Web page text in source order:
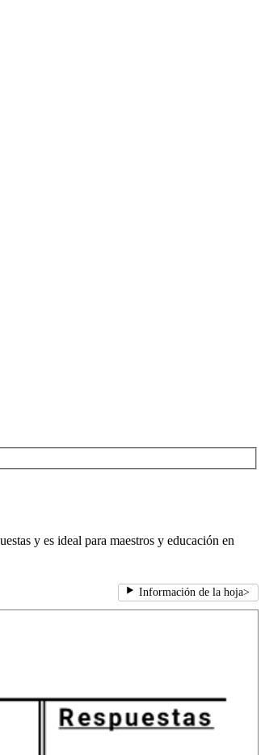
y es ideal para maestros y educación en
Información de la hoja>